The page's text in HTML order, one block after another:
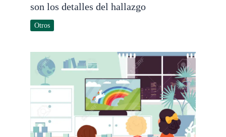
son los detalles del hallazgo
Otros